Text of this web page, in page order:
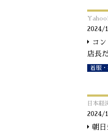
2024/
コ
店長
着服
日本経
2024/
朝